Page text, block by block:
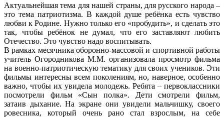
Актуальнейшая тема для нашей страны, для русского народа –
это тема патриотизма. В каждой душе ребёнка есть чувство
любви к Родине. Нужно только его «пробудить», и сделать это
так, чтобы ребёнок не думал, что его заставляют любить
Отечество. Это чувство надо воспитывать.
В рамках месячника оборонно-массовой и спортивной работы
учитель Огородникова М.М. организовала просмотр фильма
на военно-патриотическую тематику для своих учеников. Эти
фильмы интересны всем поколениям, но, наверное, особенно
важно, чтобы их увидела молодежь. Ребята – первоклассники
посмотрели фильм «Сын полка». Дети смотрели фильм,
затаив дыхание. На экране они увидели мальчишку, своего
ровесника, который очень рано стал взрослым, на себе